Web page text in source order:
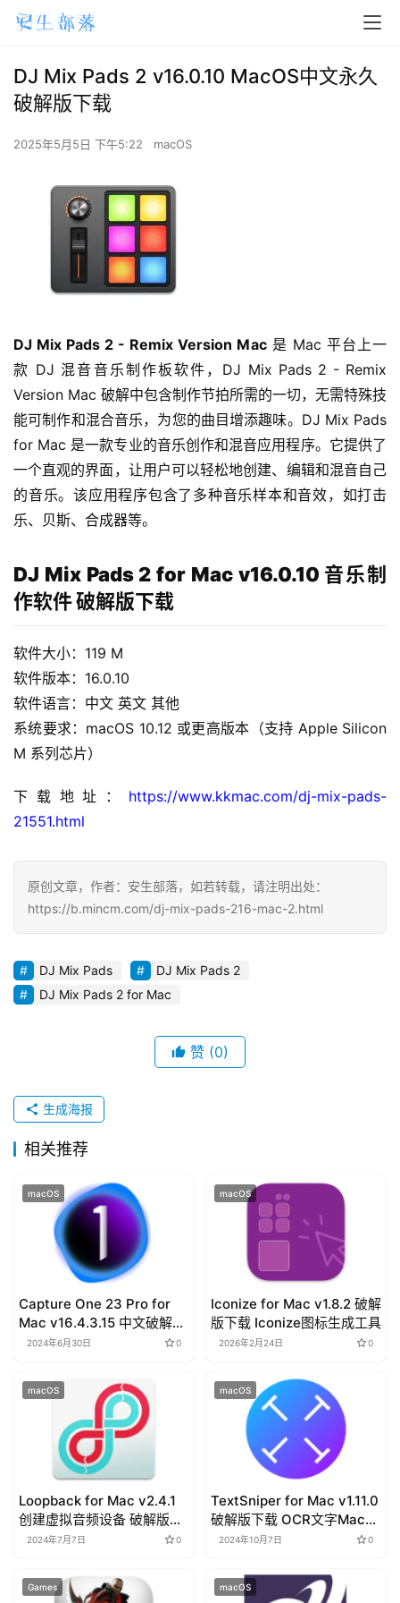
H
o
m
m
a
c
O
W
n
G
u
o
s
DJ Mix Pads 2 v16.0.10 MacOS中文永久
破解版下载
2025年5月5日 下午5:22 macOS
DJ Mix Pads 2 - Remix Version Mac 是 Mac 平台上一
款 DJ 混音音乐制作板软件，DJ Mix Pads 2 - Remix
Version Mac 破解中包含制作节拍所需的一切，无需特殊技
能可制作和混合音乐，为您的曲目增添趣味。DJ Mix Pads
for Mac 是一款专业的音乐创作和混音应用程序。它提供了
一个直观的界面，让用户可以轻松地创建、编辑和混音自己
的音乐。该应用程序包含了多种音乐样本和音效，如打击
乐、贝斯、合成器等。
DJ Mix Pads 2 for Mac v16.0.10 音乐制
作软件 破解版下载
软件大小：119 M
软件版本：16.0.10
软件语言：中文 英文 其他
系统要求：macOS 10.12 或更高版本（支持 Apple Silicon
M 系列芯片）
下载地址： https://www.kkmac.com/dj-mix-pads-
21551.html
原创文章，作者：安生部落，如若转载，请注明出处：
https://b.mincm.com/dj-mix-pads-216-mac-2.html
DJ Mix Pads
DJ Mix Pads 2
DJ Mix Pads 2 for Mac
赞 (0)
生成海报
相关推荐
macOS
Capture One 23 Pro for
Mac v16.4.3.15 中文破解版
下载
2024年6月30日 0
macOS
Iconize for Mac v1.8.2 破解
版下载 Iconize图标生成工具
2026年2月24日 0
macOS
Loopback for Mac v2.4.1
创建虚拟音频设备 破解版下
载2024年7月7日 0
macOS
TextSniper for Mac v1.11.0
破解版下载 OCR文字Mac识
别软件
2024年10月7日 0
Games macOS